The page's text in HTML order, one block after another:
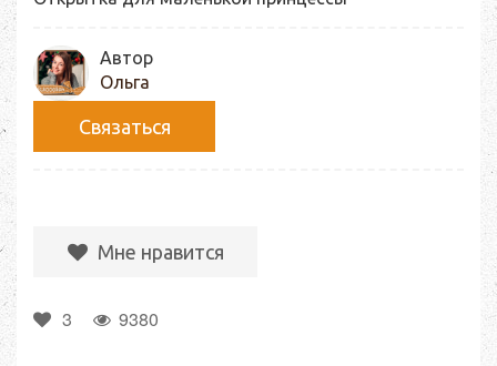
Автор
Ольга
Связаться
Мне нравится
3 9380